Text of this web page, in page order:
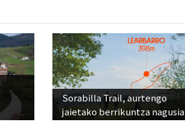
Sorabilla Trail, aurtengo
jaietako berrikuntza nagusia